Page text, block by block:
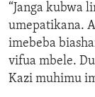
“Janga kubwa
umepatikana.
imebeba
vifua mbele.
Kazi muhimu